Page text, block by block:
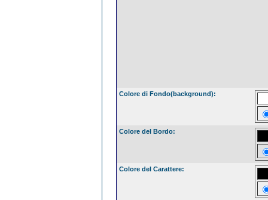
Colore di Fondo(background):
Colore del Bordo:
Colore del Carattere: